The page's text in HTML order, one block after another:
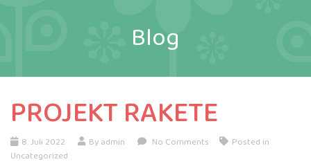
Blog
PROJEKT RAKETE
8. Juli 2022 By admin No Comments
Posted in
Uncategorized